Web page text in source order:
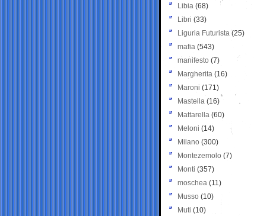
Libia (68)
Libri (33)
Liguria Futurista (25)
mafia (543)
manifesto (7)
Margherita (16)
Maroni (171)
Mastella (16)
Mattarella (60)
Meloni (14)
Milano (300)
Montezemolo (7)
Monti (357)
moschea (11)
Musso (10)
Muti (10)